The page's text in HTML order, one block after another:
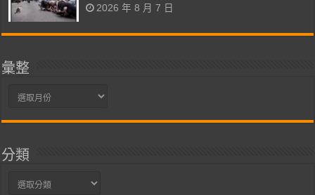
2026 年 8 月 7 日
彙整
彙
分類
分